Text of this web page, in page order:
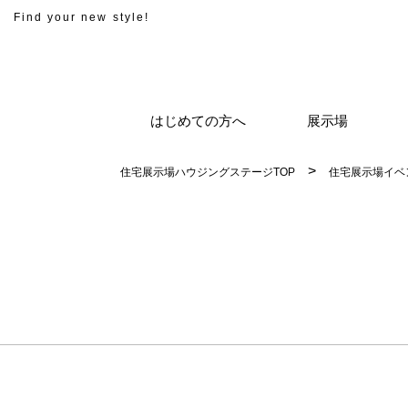
Find your new style!
はじめての方へ 展示場
住宅展示場ハウジングステージTOP 住宅展示場イ